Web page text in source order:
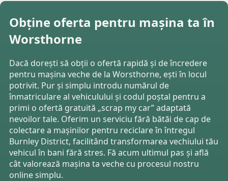
Obține oferta pentru mașina ta în
Worsthorne
Dacă dorești să obții o ofertă rapidă și de încredere
pentru mașina veche de la Worsthorne, ești în locul
potrivit. Pur și simplu introdu numărul de
înmatriculare al vehiculului și codul poștal pentru a
primi o ofertă gratuită „scrap my car” adaptată
nevoilor tale. Oferim un serviciu fără bătăi de cap de
colectare a mașinilor pentru reciclare în întregul
Burnley District, facilitând transformarea vechiului tău
vehicul în bani fără stres. Fă acum ultimul pas și află
cât valorează mașina ta veche cu procesul nostru
online simplu.